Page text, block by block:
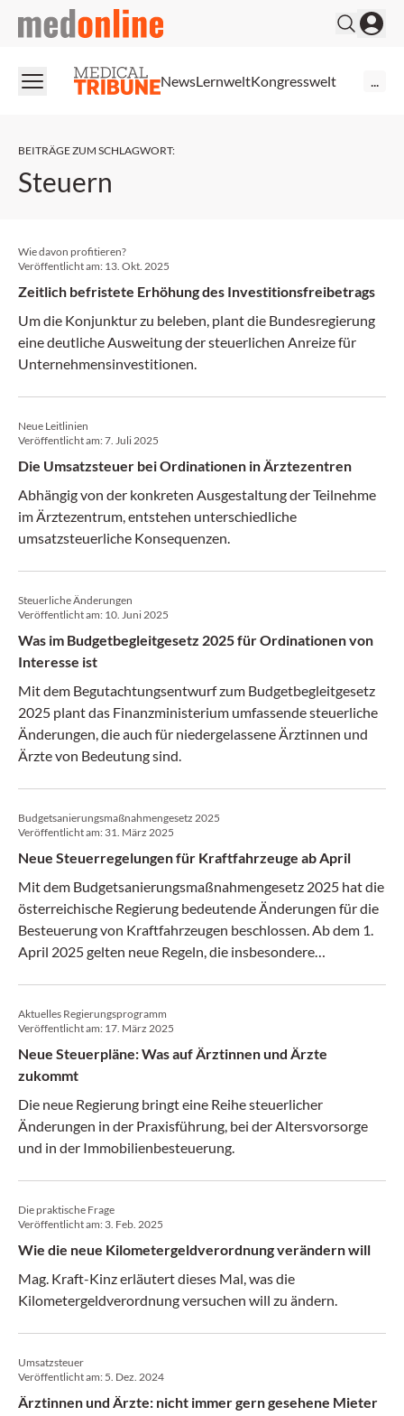
medonline
NewsLernweltKongresswelt
BEITRÄGE ZUM SCHLAGWORT:
Steuern
Wie davon profitieren?
Veröffentlicht am: 13. Okt. 2025
Zeitlich befristete Erhöhung des Investitionsfreibetrags
Um die Konjunktur zu beleben, plant die Bundesregierung
eine deutliche Ausweitung der steuerlichen Anreize für
Unternehmensinvestitionen.
Neue Leitlinien
Veröffentlicht am:7. Juli 2025
Die Umsatzsteuer bei Ordinationen in Ärztezentren
Abhängig von der konkreten Ausgestaltung der Teilnehme
im Ärztezentrum, entstehen unterschiedliche
umsatzsteuerliche Konsequenzen.
Steuerliche Änderungen
Veröffentlicht am: 10. Juni 2025
Was im Budgetbegleitgesetz 2025 für Ordinationen von
Interesse ist
Mit dem Begutachtungsentwurf zum Budgetbegleitgesetz
2025 plant das Finanzministerium umfassende steuerliche
Änderungen, die auch für niedergelassene Ärztinnen und
Ärzte von Bedeutung sind.
Budgetsanierungsmaßnahmengesetz 2025
Veröffentlicht am: 31. März 2025
Neue Steuerregelungen für Kraftfahrzeuge ab April
Mit dem Budgetsanierungsmaßnahmengesetz 2025 hat die
österreichische Regierung bedeutende Änderungen für die
Besteuerung von Kraftfahrzeugen beschlossen. Ab dem 1.
April 2025 gelten neue Regeln, die insbesondere
Aktuelles Regierungsprogramm
Veröffentlicht am: 17. März 2025
Neue Steuerpläne: Was auf Ärztinnen und Ärzte
zukommt
Die neue Regierung bringt eine Reihe steuerlicher
Änderungen in der Praxisführung, bei der Altersvorsorge
und in der Immobilienbesteuerung.
Die praktische Frage
Veröffentlicht am: 3. Feb. 2025
Wie die neue Kilometergeldverordnung verändern will
Mag. Kraft-Kinz erläutert dieses Mal, was die
Kilometergeldverordnung versuchen will zu ändern.
Umsatzsteuer
Veröffentlicht am: 5. Dez. 2024
Ärztinnen und Ärzte: nicht immer gern gesehene Mieter